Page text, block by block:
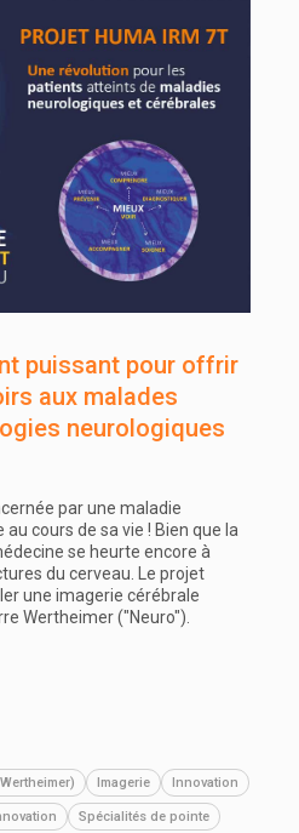
puissant pour offrir
aux malades
neurologiques
par une maladie
cours de sa vie ! Bien que la
se heurte encore à
du cerveau. Le projet
une imagerie cérébrale
Wertheimer ("Neuro").
Imagerie Innovation
Spécialités de pointe